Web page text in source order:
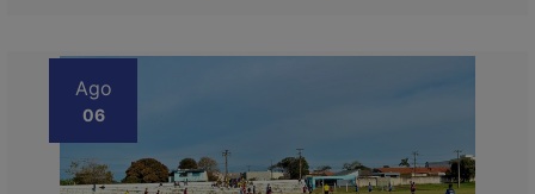
Ago
06